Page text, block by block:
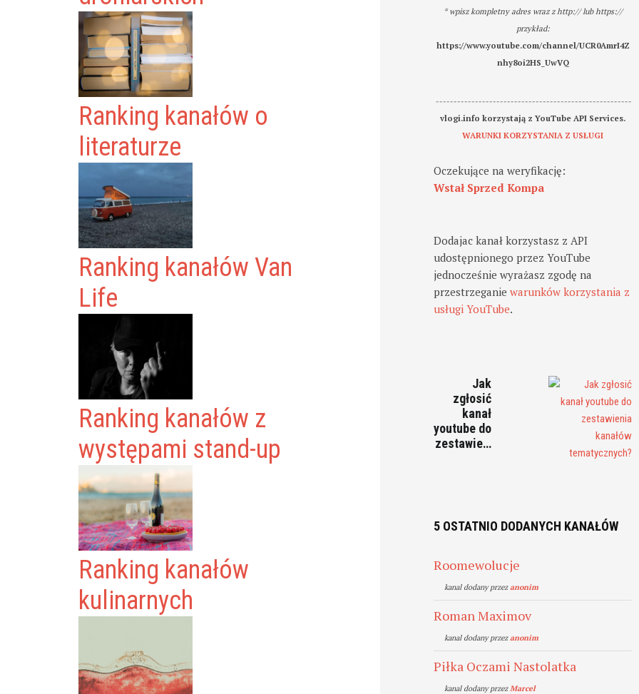
Ranking kanałów o
literaturze
Ranking kanałów Van
Life
Ranking kanałów z
występami stand-up
Ranking kanałów
kulinarnych
* wpisz kompletny adres wraz z http:// lub https://
przykład:
https://www.youtube.com/channel/UCR0AmrI4Z
nhy8oi2HS_UwVQ
-------------------------------------------------------
vlogi.info korzystają z YouTube API Services.
WARUNKI KORZYSTANIA Z USŁUGI
Oczekujące na weryfikację:
Wstał Sprzed Kompa
Dodajac kanał korzystasz z API
udostępnionego przez YouTube
jednocześnie wyrażasz zgodę na
przestrzeganiewarunków korzystania z
usługi YouTube.
Jak
zgłosić
kanał
youtube do
zestawie…
5 OSTATNIO DODANYCH KANAŁÓW
Roomewolucje
kanal dodany przezanonim
Roman Maximov
kanal dodany przezanonim
Piłka Oczami Nastolatka
kanal dodany przezMarcel